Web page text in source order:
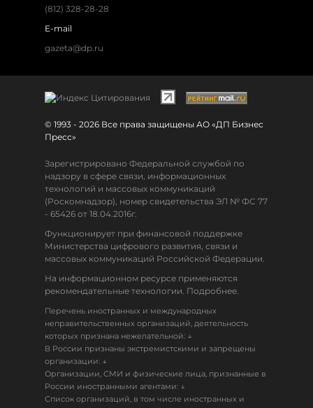
(812) 328-28-28
E-mail
gazeta@dp.ru
© 1993 - 2026 Все права защищены АО «ДП Бизнес
Пресс»
Зарегистрировано Федеральной службой по
надзору в сфере связи, информационных
технологий и массовых коммуникаций
(Роскомнадзор), номер свидетельства ЭЛ № ФС 77
- 65426 от 18.04.2016г.
Функционирует при финансовой поддержке
Министерства цифрового развития, связи и
массовых коммуникаций Российской Федерации.
На информационном ресурсе применяются
рекомендательные технологии. Подробнее.
Перечень иностранных и международных
неправительственных организаций, деятельность
которых признана нежелательной: ↓
В России признаны экстремистскими и запрещены
организации: ↓
Организации, СМИ и физические лица, признанные в
России иностранными агентами: ↓
Список организаций, в том числе иностранных и